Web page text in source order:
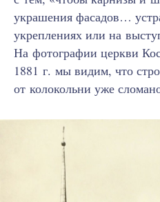
украшения фасадов…
укреплениях или на
На фотографии церкви
1881 г. мы видим, что
от колокольни уже